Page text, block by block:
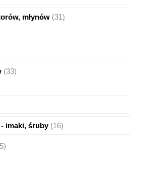
młynów 3131
3333
- imaki, śruby 1616
55